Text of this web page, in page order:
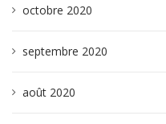
octobre 2020
septembre 2020
août 2020